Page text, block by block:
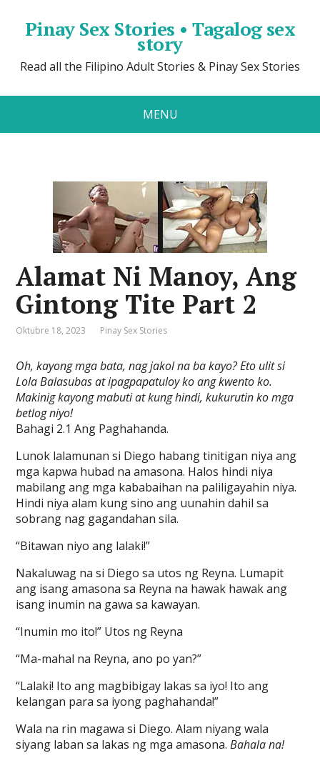
Pinay Sex Stories • Tagalog sex
story
Read all the Filipino Adult Stories & Pinay Sex Stories
MENU
Alamat Ni Manoy, Ang
Gintong Tite Part 2
Oktubre 18, 2023 Pinay Sex Stories
Oh, kayong mga bata, nag jakol na ba kayo? Eto ulit si
Lola Balasubas at ipagpapatuloy ko ang kwento ko.
Makinig kayong mabuti at kung hindi, kukurutin ko mga
betlog niyo!
Bahagi 2.1 Ang Paghahanda.
Lunok lalamunan si Diego habang tinitigan niya ang
mga kapwa hubad na amasona. Halos hindi niya
mabilang ang mga kababaihan na paliligayahin niya.
Hindi niya alam kung sino ang uunahin dahil sa
sobrang nag gagandahan sila.
“Bitawan niyo ang lalaki!”
Nakaluwag na si Diego sa utos ng Reyna. Lumapit
ang isang amasona sa Reyna na hawak hawak ang
isang inumin na gawa sa kawayan.
“Inumin mo ito!” Utos ng Reyna
“Ma-mahal na Reyna, ano po yan?”
“Lalaki! Ito ang magbibigay lakas sa iyo! Ito ang
kelangan para sa iyong paghahanda!”
Wala na rin magawa si Diego. Alam niyang wala
siyang laban sa lakas ng mga amasona.Bahala na!